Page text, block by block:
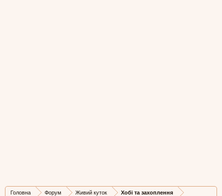
Головна Форум Живий куток Хобі та захоплення